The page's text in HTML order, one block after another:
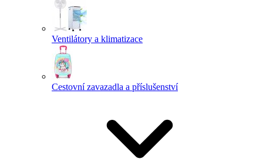
Ventilátory a klimatizace
Cestovní zavazadla a příslušenství